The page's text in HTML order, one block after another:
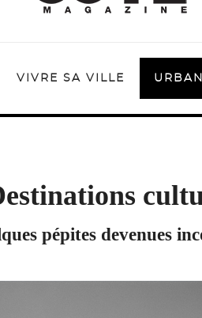
VIVRE SA VILLE
pépites devenues